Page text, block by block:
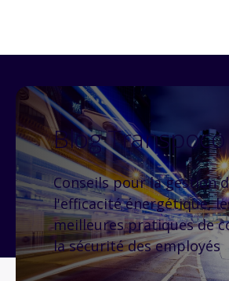
Blog Transpoco
Conseils pour la gestion
l'efficacité énergétique,
meilleures pratiques de
la sécurité des employés